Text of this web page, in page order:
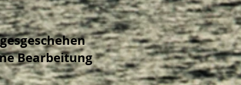
Bearbeitung